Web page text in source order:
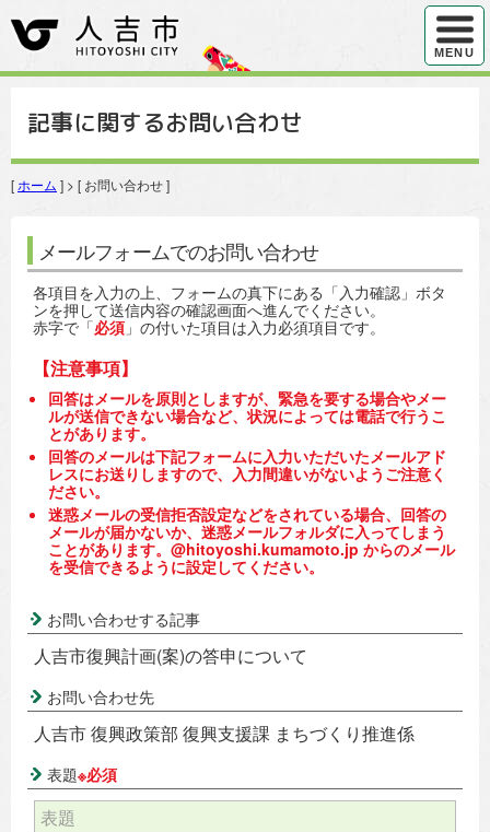
ハンバ
MENU
記事に関するお問い合わせ
[ ホーム ] > [ お問い合わせ ]
メールフォームでのお問い合わせ
各項目を入力の上、フォームの真下にある「入力確認」ボタ
ンを押して送信内容の確認画面へ進んでください。
赤字で「必須 」の付いた項目は入力必須項目です。
【注意事項】
回答はメールを原則としますが、緊急を要する場合やメー
ルが送信できない場合など、状況によっては電話で行うこ
とがあります。
回答のメールは下記フォームに入力いただいたメールアド
レスにお送りしますので、入力間違いがないようご注意く
ださい。
迷惑メールの受信拒否設定などをされている場合、回答の
メールが届かないか、迷惑メールフォルダに入ってしまう
ことがあります。@hitoyoshi.kumamoto.jp からのメール
を受信できるように設定してください。
お問い合わせする記事
人吉市復興計画(案)の答申について
お問い合わせ先
人吉市 復興政策部 復興支援課 まちづくり推進係
表題※必須